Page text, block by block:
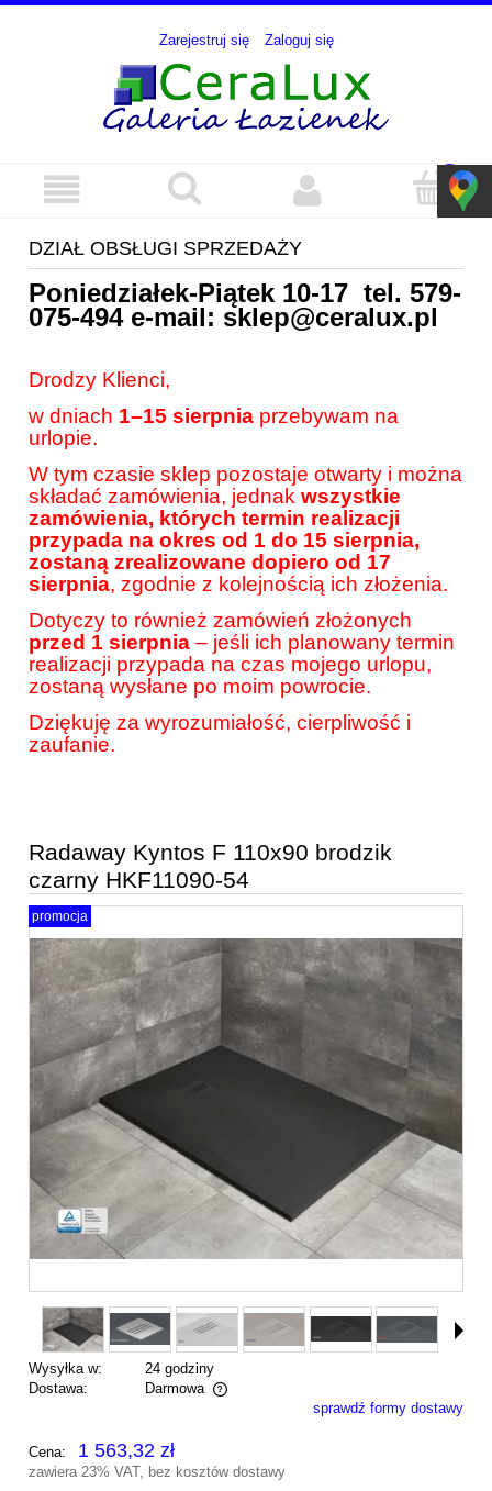
Zarejestruj się Zaloguj się
DZIAŁ OBSŁUGI SPRZEDAŻY
Poniedziałek-Piątek 10-17 tel. 579-
075-494e-mail: sklep@ceralux.pl
Drodzy Klienci,
w dniach 1–15 sierpnia przebywam na
urlopie.
W tym czasie sklep pozostaje otwarty i można
składać zamówienia, jednak wszystkie
zamówienia, których termin realizacji
przypada na okres od 1 do 15 sierpnia,
zostaną zrealizowane dopiero od 17
sierpnia, zgodnie z kolejnością ich złożenia.
Dotyczy to również zamówień złożonych
przed 1 sierpnia – jeśli ich planowany termin
realizacji przypada na czas mojego urlopu,
zostaną wysłane po moim powrocie.
Dziękuję za wyrozumiałość, cierpliwość i
zaufanie.
Radaway Kyntos F 110x90 brodzik
czarny HKF11090-54
promocja
Wysyłka w:
24 godziny
Dostawa:
Darmowa
Cena nie zawiera ewentualnych kosztów płatnościsprawdź formy dostawy
Cena: 1 563,32 zł
zawiera 23% VAT, bez kosztów dostawy